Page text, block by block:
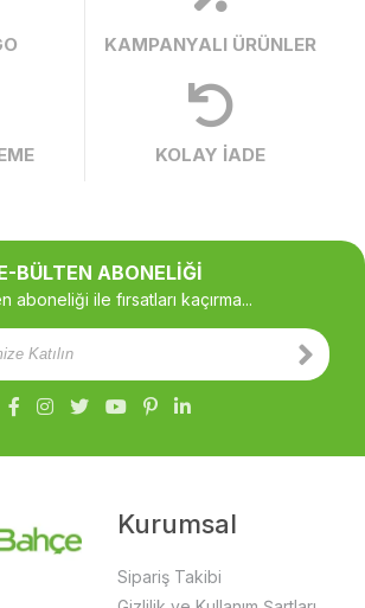
KAMPANYALI ÜRÜNLER
KOLAY İADE
BÜLTEN ABONELİĞİ
aboneliği ile fırsatları kaçırma...
Kurumsal
Sipariş Takibi